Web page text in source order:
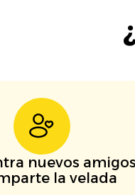
nuevos amigos
la velada